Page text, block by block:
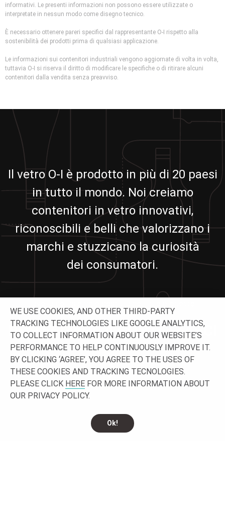
informativi. Le presenti informazioni non possono essere utilizzate o
interpretate in nessun modo come disegno tecnico.
È necessario ottenere pareri specifici dal rappresentante O-I rispetto alla
sostenibilità dei prodotti prima di qualsiasi applicazione.
Le informazioni sui contenitori industriali vengono aggiornate di volta in volta,
tuttavia O-I si riserva il diritto di modificare le specifiche o di ritirare alcuni
contenitori dalla vendita senza preavviso.
Il vetro O-I è prodotto in più di 20 paesi
in tutto il mondo. Noi creiamo
contenitori in vetro innovativi,
riconoscibili e belli che valorizzano i
marchi e stuzzicano la curiosità
dei consumatori.
NON ESITARE A CONTATTARCI
WE USE COOKIES, AND OTHER THIRD-PARTY
TRACKING TECHNOLOGIES LIKE GOOGLE ANALYTICS,
TO COLLECT INFORMATION ABOUT OUR WEBSITE’S
PERFORMANCE TO HELP CONTINUOUSLY IMPROVE IT.
BY CLICKING ‘AGREE’, YOU AGREE TO THE USES OF
THESE COOKIES AND TRACKING TECNOLOGIES.
PLEASE CLICK HERE FOR MORE INFORMATION ABOUT
OUR PRIVACY POLICY.
Ok!